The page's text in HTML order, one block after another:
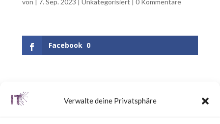
Verwalte deine Privatsphäre
von | 7. Sep. 2023 | Unkategorisiert | 0 Kommentare
Facebook 0
What is WinRAR?